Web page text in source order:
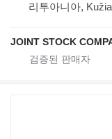
리투아니아,
JOINT STOCK